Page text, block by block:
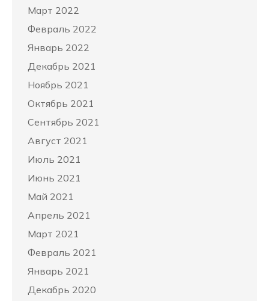
Март 2022
Февраль 2022
Январь 2022
Декабрь 2021
Ноябрь 2021
Октябрь 2021
Сентябрь 2021
Август 2021
Июль 2021
Июнь 2021
Май 2021
Апрель 2021
Март 2021
Февраль 2021
Январь 2021
Декабрь 2020